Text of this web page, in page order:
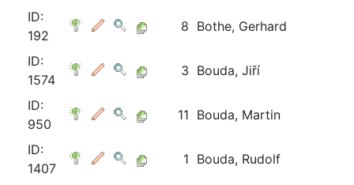
ID:
192
8 Bothe, Gerhard
ID:
1574
3 Bouda, Jiří
ID:
950
11 Bouda, Martin
ID:
1407
1 Bouda, Rudolf